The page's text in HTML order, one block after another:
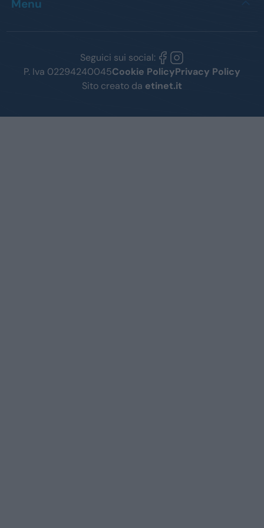
Menu
Seguici sui social:
P. Iva 02294240045Cookie PolicyPrivacy Policy
Sito creato da etinet.it